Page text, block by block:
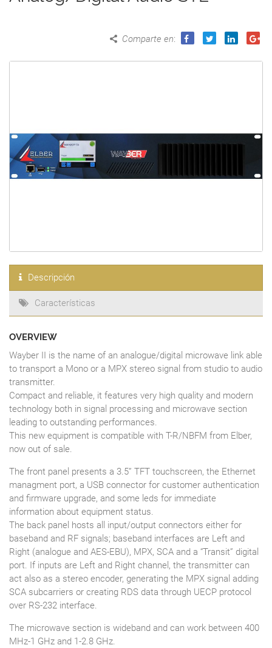
Comparte en:
Descripción
Características
OVERVIEW
Wayber II is the name of an analogue/digital microwave link able
to transport a Mono or a MPX stereo signal from studio to audio
transmitter.
Compact and reliable, it features very high quality and modern
technology both in signal processing and microwave section
leading to outstanding performances.
This new equipment is compatible with T-R/NBFM from Elber,
now out of sale.
The front panel presents a 3.5” TFT touchscreen, the Ethernet
managment port, a USB connector for customer authentication
and firmware upgrade, and some leds for immediate
information about equipment status.
The back panel hosts all input/output connectors either for
baseband and RF signals; baseband interfaces are Left and
Right (analogue and AES-EBU), MPX, SCA and a “Transit” digital
port. If inputs are Left and Right channel, the transmitter can
act also as a stereo encoder, generating the MPX signal adding
SCA subcarriers or creating RDS data through UECP protocol
over RS-232 interface.
The microwave section is wideband and can work between 400
MHz-1 GHz and 1-2.8 GHz.